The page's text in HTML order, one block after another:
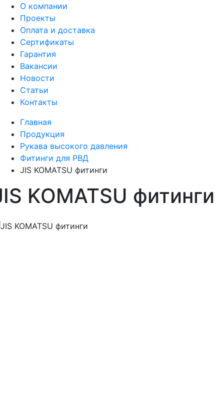
О компании
Проекты
Оплата и доставка
Сертификаты
Гарантия
Вакансии
Новости
Статьи
Контакты
Главная
Продукция
Рукава высокого давления
Фитинги для РВД
JIS KOMATSU фитинги
KOMATSU фитинги